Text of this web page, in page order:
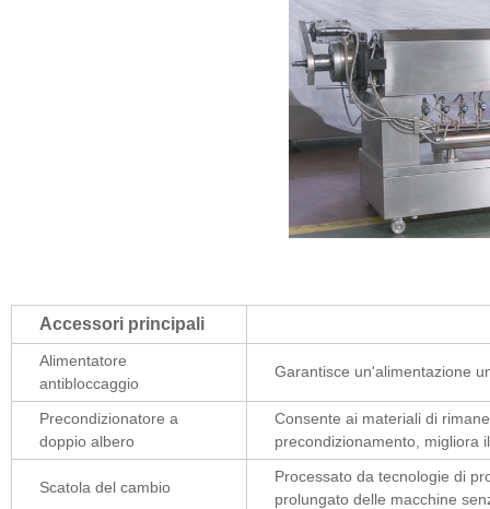
Accessori principali
Alimentatore
antibloccaggio
Garantisce un'alimentazione
Precondizionatore a
doppio albero
Consente ai materiali di
precondizionamento, migliora
Scatola del cambio
Processato da tecnologie di
prolungato delle macchine